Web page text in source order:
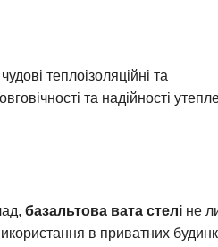
теплоізоляційні та
та надійності
базальтова вата стелі не
в приватних